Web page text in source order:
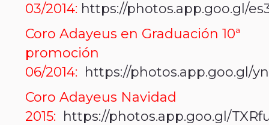
03/2014: https://photos.app.goo.gl/
Coro Adayeus en Graduación 10ª
promoción
06/2014: https://photos.app.goo.gl/
Coro Adayeus Navidad
2015: https://photos.app.goo.gl/